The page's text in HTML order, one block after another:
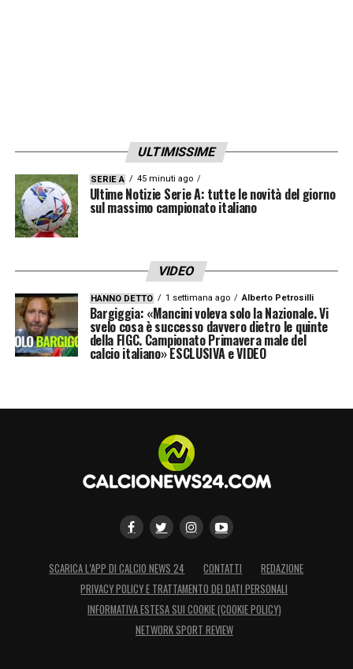
ULTIMISSIME
SERIE A 45 minuti ago
Ultime Notizie Serie A: tutte le novità del giorno
sul massimo campionato italiano
VIDEO
HANNO DETTO 1 settimana ago Alberto Petrosilli
Bargiggia: «Mancini voleva solo la Nazionale. Vi
svelo cosa è successo davvero dietro le quinte
della FIGC. Campionato Primavera male del
calcio italiano» ESCLUSIVA e VIDEO
SCARICA L’APP DI CALCIO NEWS 24 CONTATTI
REDAZIONE
PRIVACY POLICY E TRATTAMENTO DEI DATI PERSONALI
INFORMATIVA ESTESA SUI COOKIE (COOKIE POLICY)
NETWORK SPORT REVIEW